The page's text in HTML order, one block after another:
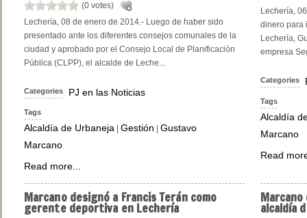
(0 votes)
Lechería, 08 de enero de 2014.- Luego de haber sido
presentado ante los diferentes consejos comunales de la
ciudad y aprobado por el Consejo Local de Planificación
Pública (CLPP), el alcalde de Leche...
Categories PJ en las Noticias
Tags
Alcaldía de Urbaneja Gestión
Gustavo
Marcano
Read more...
Lechería,
dinero para
Lechería,
empresa
Categories
Tags
Alcaldía
Marcano
Read
Marcanodesignó a Francis Terán como
gerente deportiva en Lechería
Marcano
alcaldía